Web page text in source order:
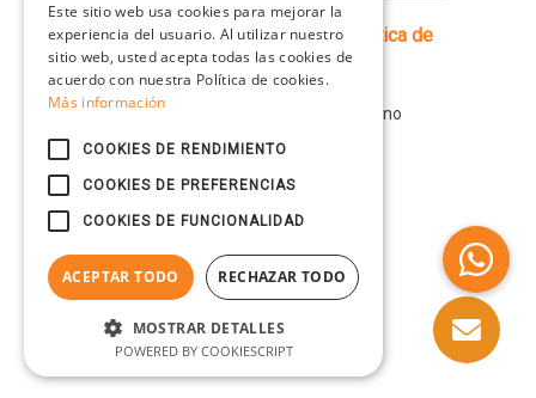
C
a
s
i
l
a
d
v
e
Acepto elAviso Legaly la Política de
Privacidad *
Por favor, prueba que eres humano
Enviar
Este sitio web usa cookies para mejorar la
experiencia del usuario. Al utilizar nuestro
sitio web, usted acepta todas las cookies de
acuerdo con nuestra Política de cookies.
Más información
COOKIES DE RENDIMIENTO
COOKIES DE PREFERENCIAS
COOKIES DE FUNCIONALIDAD
ACEPTAR TODO RECHAZAR TODO
MOSTRAR DETALLES
POWERED BY COOKIESCRIPT